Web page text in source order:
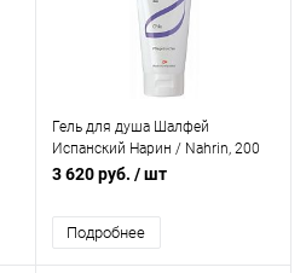
Гель для душа Шалфей
Испанский Нарин / Nahrin, 200
мл
3 620 руб. / шт
Подробнее